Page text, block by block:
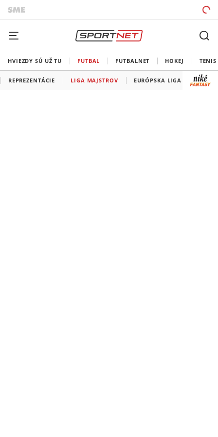
HVIEZDY SÚ UŽ TU FUTBAL FUTBALNET HOKEJ TENIS
REPREZENTÁCIE LIGA MAJSTROV EURÓPSKA LIGA